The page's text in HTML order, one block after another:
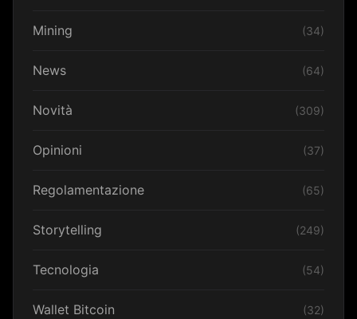
Mining (34)
News (64)
Novità (309)
Opinioni (37)
Regolamentazione (65)
Storytelling (249)
Tecnologia (54)
Wallet Bitcoin (32)